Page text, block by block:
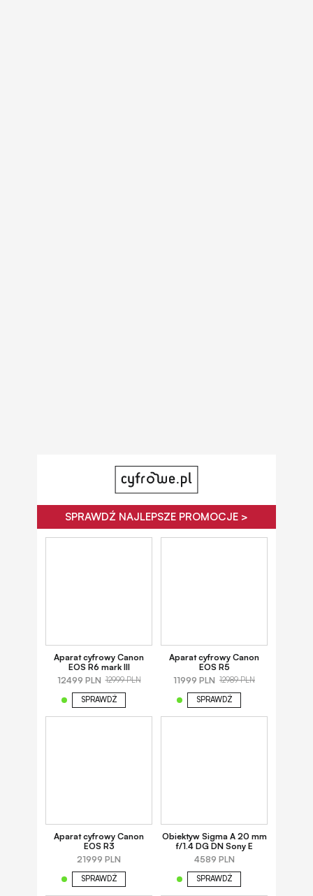
SPRAWDŹ NAJLEPSZE PROMOCJE >
Aparat cyfrowy Canon
EOS R6 mark III
12499 PLN 12999 PLN
SPRAWDŹ
Aparat cyfrowy Canon
EOS R5
11999 PLN 12989 PLN
SPRAWDŹ
Aparat cyfrowy Canon
EOS R3
21999 PLN
SPRAWDŹ
Obiektyw Sigma A 20 mm
f/1.4 DG DN Sony E
4589 PLN
SPRAWDŹ